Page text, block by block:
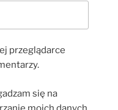
przeglądarce
się na